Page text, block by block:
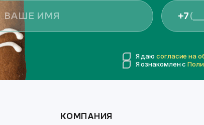
+7
Я даю согласие на
Я ознакомлен с
КОМПАНИЯ